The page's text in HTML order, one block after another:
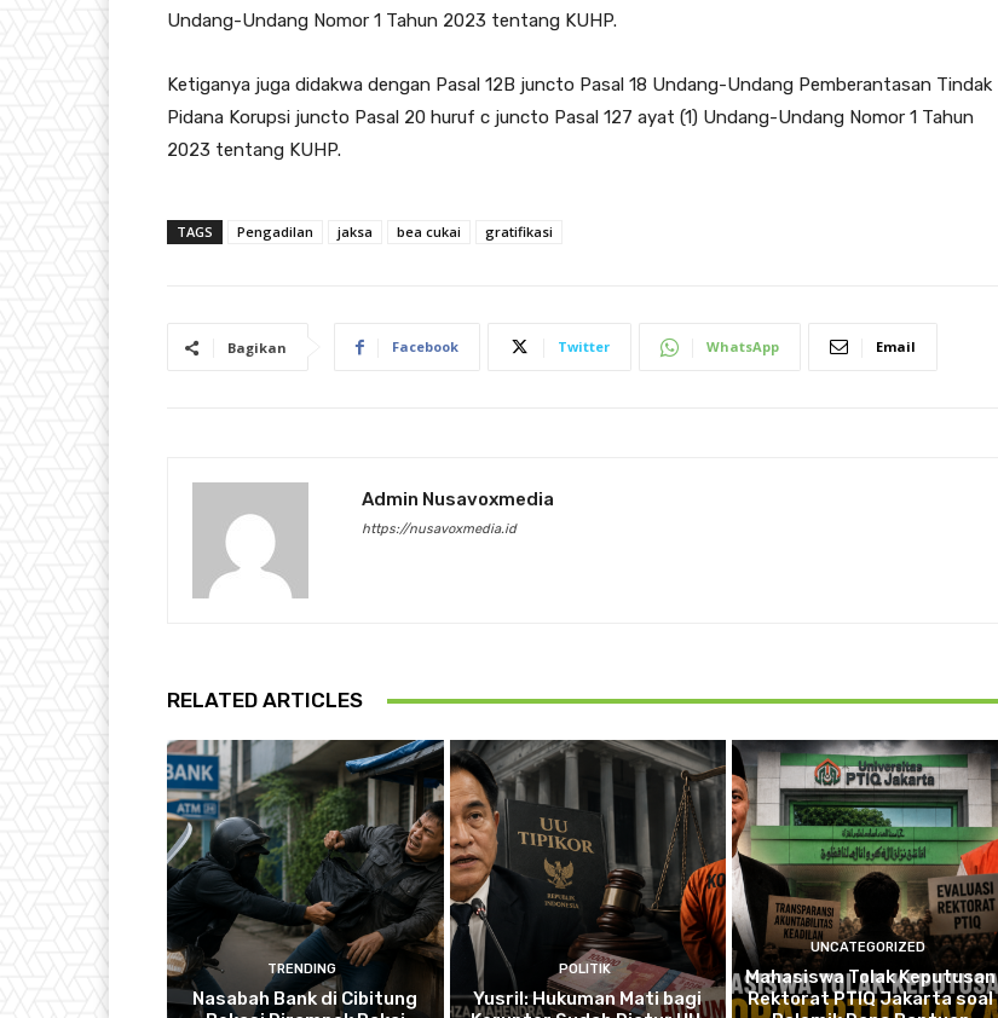
Undang-Undang Nomor 1 Tahun 2023 tentang KUHP.
Ketiganya juga didakwa dengan Pasal 12B juncto Pasal 18 Undang-Undang Pemberantasan Tindak
Pidana Korupsi juncto Pasal 20 huruf c juncto Pasal 127 ayat (1) Undang-Undang Nomor 1 Tahun
2023 tentang KUHP.
TAGS Pengadilan jaksa bea cukai gratifikasi
Bagikan Facebook Twitter WhatsApp Email
Admin Nusavoxmedia
https://nusavoxmedia.id
RELATED ARTICLES
TRENDING
Nasabah Bank di Cibitung
POLITIK
Yusril: Hukuman Mati bagi
UNCATEGORIZED
Mahasiswa Tolak Keputusan
Rektorat PTIQ Jakarta soal